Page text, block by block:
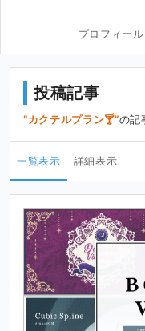
プロフィール
投稿記事
カクテルプラン🍸 の記
一覧表示 詳細表示